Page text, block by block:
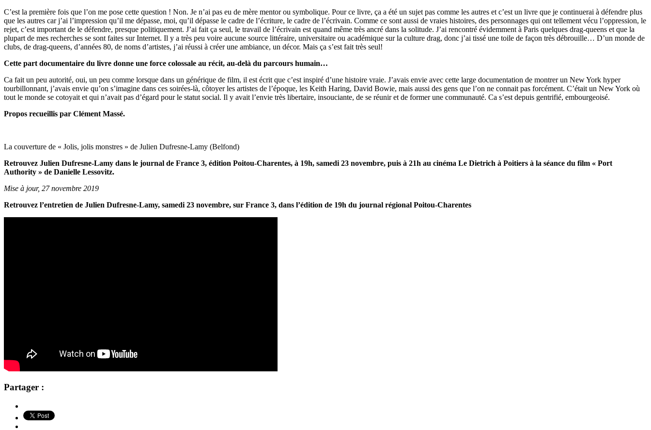
C’est la première fois que l’on me pose cette question ! Non. Je n’ai pas eu de mère mentor ou symbolique. Pour ce livre, ça a été un sujet pas comme les autres et c’est un livre que je continuerai à défendre plus
que les autres car j’ai l’impression qu’il me dépasse, moi, qu’il dépasse le cadre de l’écriture, le cadre de l’écrivain. Comme ce sont aussi de vraies histoires, des personnages qui ont tellement vécu l’oppression, le
rejet, c’est important de le défendre, presque politiquement. J’ai fait ça seul, le travail de l’écrivain est quand même très ancré dans la solitude. J’ai rencontré évidemment à Paris quelques drag-queens et que la
plupart de mes recherches se sont faites sur Internet. Il y a très peu voire aucune source littéraire, universitaire ou académique sur la culture drag, donc j’ai tissé une toile de façon très débrouille… D’un monde de
clubs, de drag-queens, d’années 80, de noms d’artistes, j’ai réussi à créer une ambiance, un décor. Mais ça s’est fait très seul!
Cette part documentaire du livre donne une force colossale au récit, au-delà du parcours humain…
Ca fait un peu autorité, oui, un peu comme lorsque dans un générique de film, il est écrit que c’est inspiré d’une histoire vraie. J’avais envie avec cette large documentation de montrer un New York hyper
tourbillonnant, j’avais envie qu’on s’imagine dans ces soirées-là, côtoyer les artistes de l’époque, les Keith Haring, David Bowie, mais aussi des gens que l’on ne connait pas forcément. C’était un New York où
tout le monde se cotoyait et qui n’avait pas d’égard pour le statut social. Il y avait l’envie très libertaire, insouciante, de se réunir et de former une communauté. Ca s’est depuis gentrifié, embourgeoisé.
Propos recueillis par Clément Massé.
La couverture de « Jolis, jolis monstres » de Julien Dufresne-Lamy (Belfond)
Retrouvez Julien Dufresne-Lamy dans le journal de France 3, édition Poitou-Charentes, à 19h, samedi 23 novembre, puis à 21h au cinéma Le Dietrich à Poitiers à la séance du film « Port
Authority » de Danielle Lessovitz.
Mise à jour, 27 novembre 2019
Retrouvez l’entretien de Julien Dufresne-Lamy, samedi 23 novembre, sur France 3, dans l’édition de 19h du journal régional Poitou-Charentes
Partager :